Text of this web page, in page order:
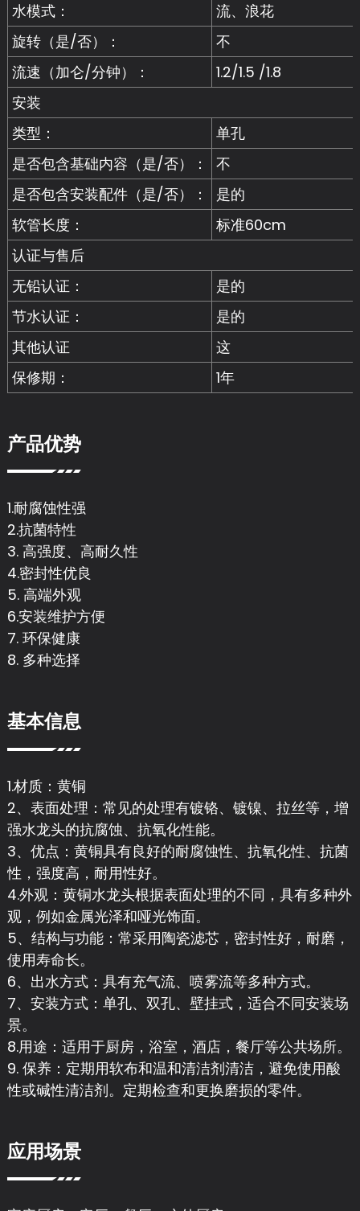
水模式：
流、浪花
旋转（是/否）：
不
流速（加仑/分钟）：
1.2/1.5 /1.8
安装
类型：
单孔
是否包含基础内容（是/否）：
不
是否包含安装配件（是/否）：
是的
软管长度：
标准60cm
认证与售后
无铅认证：
是的
节水认证：
是的
其他认证
这
保修期：
1年
产品优势
1.耐腐蚀性强
2.抗菌特性
3. 高强度、高耐久性
4.密封性优良
5. 高端外观
6.安装维护方便
7. 环保健康
8. 多种选择
基本信息
1.材质：黄铜
2、表面处理：常见的处理有镀铬、镀镍、拉丝等，增
强水龙头的抗腐蚀、抗氧化性能。
3、优点：黄铜具有良好的耐腐蚀性、抗氧化性、抗菌
性，强度高，耐用性好。
4.外观：黄铜水龙头根据表面处理的不同，具有多种外
观，例如金属光泽和哑光饰面。
5、结构与功能：常采用陶瓷滤芯，密封性好，耐磨，
使用寿命长。
6、出水方式：具有充气流、喷雾流等多种方式。
7、安装方式：单孔、双孔、壁挂式，适合不同安装场
景。
8.用途：适用于厨房，浴室，酒店，餐厅等公共场所。
9. 保养：定期用软布和温和清洁剂清洁，避免使用酸
性或碱性清洁剂。定期检查和更换磨损的零件。
应用场景